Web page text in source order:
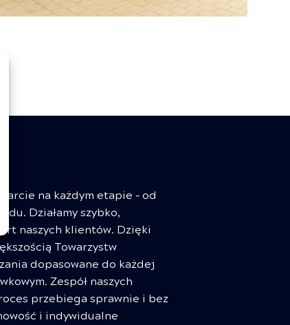
na każdym etapie – od
Działamy szybko,
naszych klientów. Dzięki
Towarzystw
dopasowane do każdej
Zespół naszych
przebiega sprawnie i bez
i indywidualne